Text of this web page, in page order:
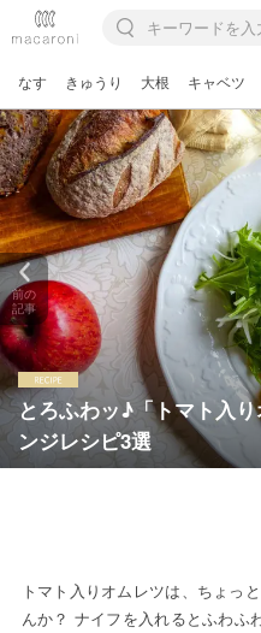
なす きゅうり 大根 キャベツ
とろふわッ♪「トマト入
ンジレシピ3選
前の
記事
トマト入りオムレツは、ちょっ
んか？ ナイフを入れるとふわふ